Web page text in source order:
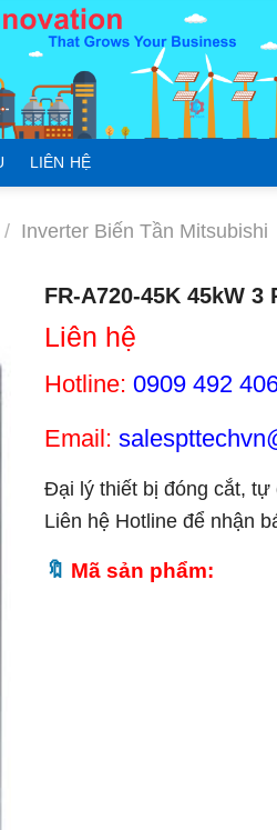
LIÊN HỆ
/ Inverter Biến Tần Mitsubishi
FR-A720-45K 45kW
Liên hệ
Hotline: 0909 492
Email:
Đại lý thiết bị đóng cắt, tự
Liên hệ Hotline để nhận
Mã sản phẩm: